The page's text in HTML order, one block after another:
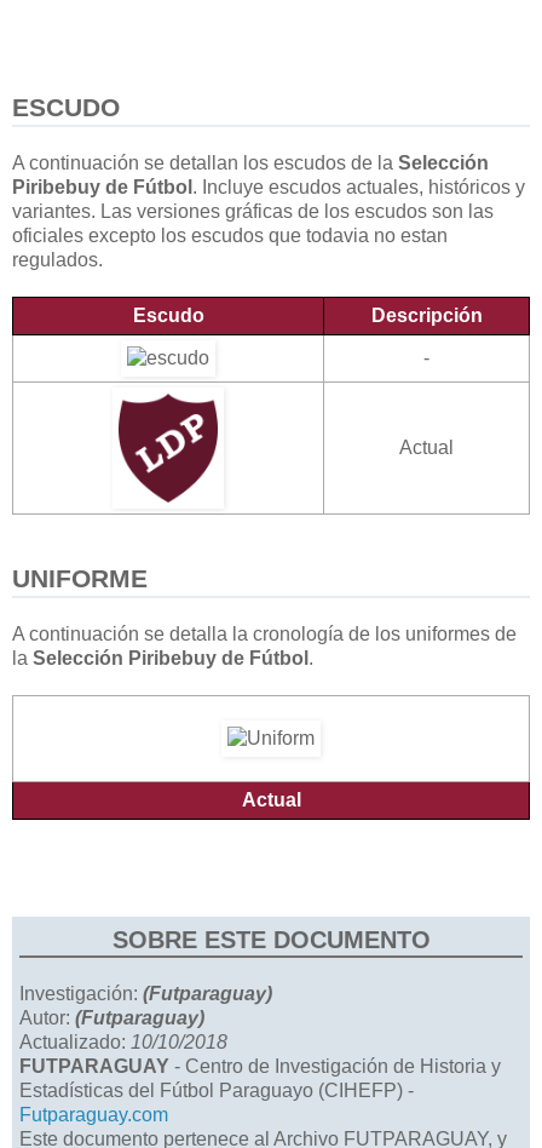
ESCUDO
A continuación se detallan los escudos de la Selección
Piribebuy de Fútbol . Incluye escudos actuales, históricos y
variantes. Las versiones gráficas de los escudos son las
oficiales excepto los escudos que todavia no estan
regulados.
Escudo Descripción
-
Actual
UNIFORME
A continuación se detalla la cronología de los uniformes de
la Selección Piribebuy de Fútbol .
Actual
SOBRE ESTE DOCUMENTO
Investigación: (Futparaguay)
Autor: (Futparaguay)
Actualizado: 10/10/2018
FUTPARAGUAY - Centro de Investigación de Historia y
Estadísticas del Fútbol Paraguayo (CIHEFP) -
Futparaguay.com
Este documento pertenece al Archivo FUTPARAGUAY, y